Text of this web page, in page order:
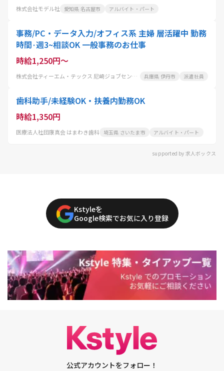
株式会社モデル社 愛知県 名古屋市 アルバイト・パート
事務/PC・データ入力/オフィス系 主婦 層活躍中 勤務
時間·週3~相談OK 一般事務のお仕事
時給1,250円～
株式会社ティーエム・テックス 尼崎ジョブセンター 兵庫県 伊丹市 派遣社員
歯科助手/未経験OK・扶養内勤務OK
時給1,350円
医療法人社団康真会 はまわき歯科 埼玉県 さいたま市 アルバイト・パート
supported by 求人ボックス
Kstyleを
Google検索でお気に入り登録
公式アカウントをフォロー！